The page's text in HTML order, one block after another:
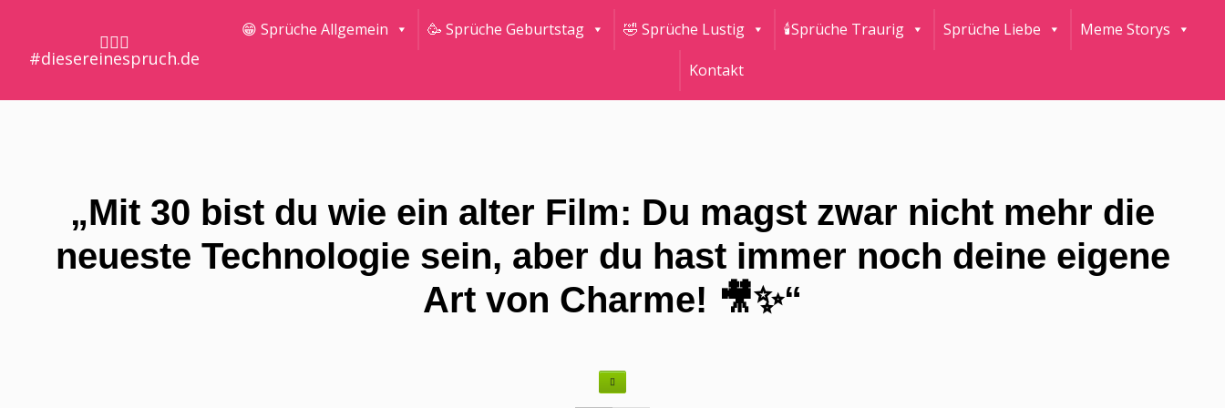
🤷🏼‍♀️
#diesereinespruch.de
😁 Sprüche Allgemein 🥳 Sprüche Geburtstag 🤣 Sprüche Lustig 🕯Sprüche Traurig Sprüche Liebe Meme Storys
Kontakt
„Mit 30 bist du wie ein alter Film: Du magst zwar nicht mehr die
neueste Technologie sein, aber du hast immer noch deine eigene
Art von Charme! 🎥✨“